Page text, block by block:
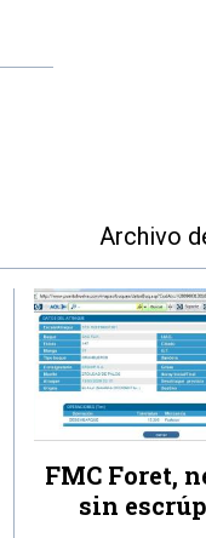
Archivo
FMC Foret,
sin